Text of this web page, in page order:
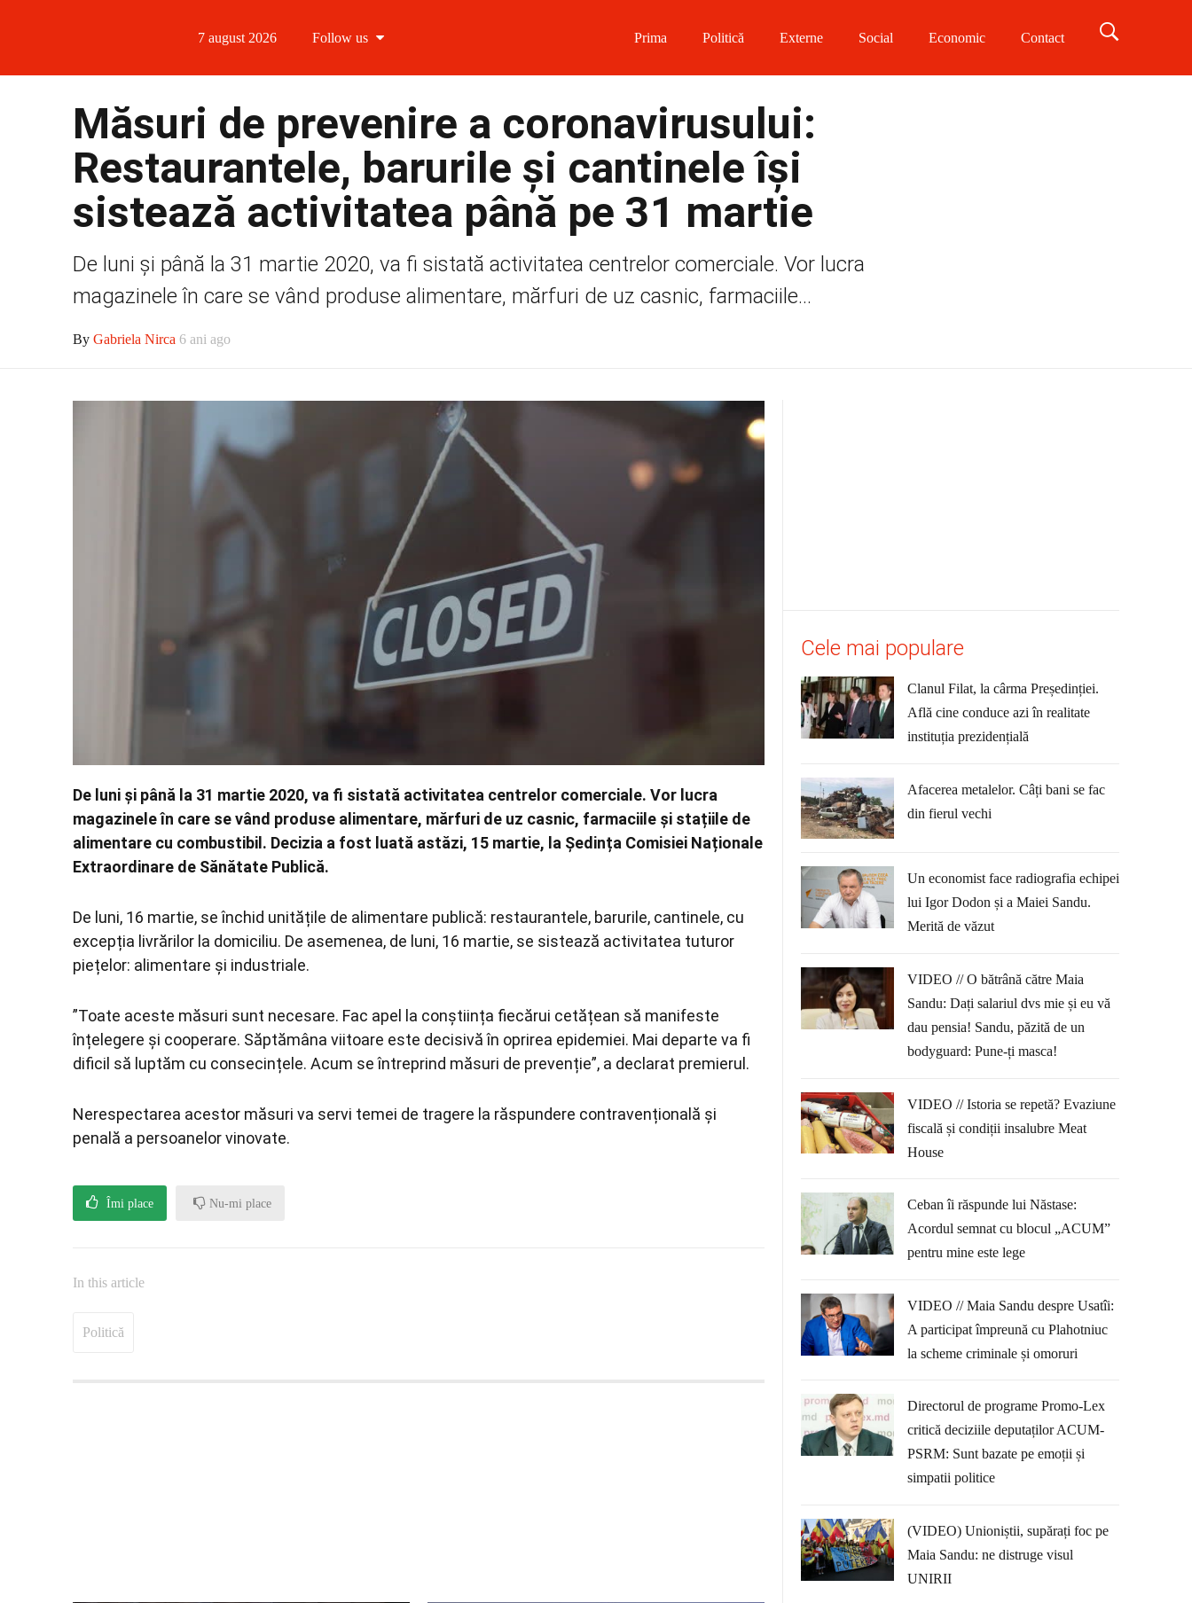
7 august 2026 Follow us
Follow us on Twitter
Follow us on Instagram
Prima Politică Externe Social Economic Contact
Măsuri de prevenire a coronavirusului:
Restaurantele, barurile și cantinele își
sistează activitatea până pe 31 martie
De luni și până la 31 martie 2020, va fi sistată activitatea centrelor comerciale. Vor lucra
magazinele în care se vând produse alimentare, mărfuri de uz casnic, farmaciile...
By Gabriela Nirca 6 ani ago
De luni și până la 31 martie 2020, va fi sistată activitatea centrelor comerciale. Vor lucra
magazinele în care se vând produse alimentare, mărfuri de uz casnic, farmaciile și stațiile de
alimentare cu combustibil. Decizia a fost luată astăzi, 15 martie, la Ședința Comisiei Naționale
Extraordinare de Sănătate Publică.
De luni, 16 martie, se închid unitățile de alimentare publică: restaurantele, barurile, cantinele, cu
excepția livrărilor la domiciliu. De asemenea, de luni, 16 martie, se sistează activitatea tuturor
piețelor: alimentare și industriale.
”Toate aceste măsuri sunt necesare. Fac apel la conștiința fiecărui cetățean să manifeste
înțelegere și cooperare. Săptămâna viitoare este decisivă în oprirea epidemiei. Mai departe va fi
dificil să luptăm cu consecințele. Acum se întreprind măsuri de prevenție”, a declarat premierul.
Nerespectarea acestor măsuri va servi temei de tragere la răspundere contravențională și
penală a persoanelor vinovate.
Îmi place Nu-mi place
In this article
Politică
Cele mai populare
Clanul Filat, la cârma Președinției.
Află cine conduce azi în realitate
instituția prezidențială
Afacerea metalelor. Câți bani se fac
din fierul vechi
Un economist face radiografia echipei
lui Igor Dodon și a Maiei Sandu.
Merită de văzut
VIDEO // O bătrână către Maia
Sandu: Dați salariul dvs mie și eu vă
dau pensia! Sandu, păzită de un
bodyguard: Pune-ți masca!
VIDEO // Istoria se repetă? Evaziune
fiscală și condiții insalubre Meat
House
Ceban îi răspunde lui Năstase:
Acordul semnat cu blocul „ACUM”
pentru mine este lege
VIDEO // Maia Sandu despre Usatîi:
A participat împreună cu Plahotniuc
la scheme criminale și omoruri
Directorul de programe Promo-Lex
critică deciziile deputaților ACUM-
PSRM: Sunt bazate pe emoții și
simpatii politice
(VIDEO) Unioniștii, supărați foc pe
Maia Sandu: ne distruge visul
UNIRII